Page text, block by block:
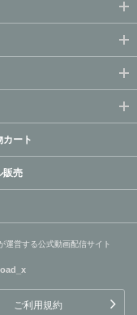
カート
販売
運営する公式動画配信サイト
ご利用規約